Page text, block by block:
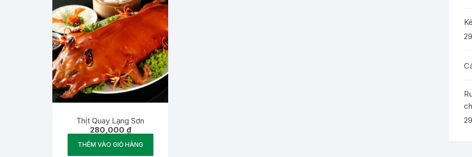
Thịt Quay Lạng Sơn
280,000 ₫
THÊM VÀO GIỎ HÀNG